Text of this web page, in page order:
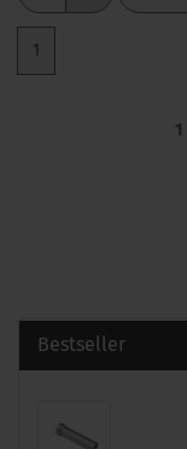
1
1
Bestseller